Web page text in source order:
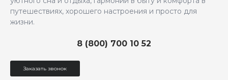
путешествиях, хорошего настроения и просто для
жизни.
8 (800) 700 10 52
Заказать звонок